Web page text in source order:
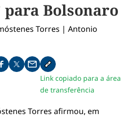
para Bolsonaro
pelo whatsapp
Compartilhar no facebook
Compartilhar no twitter
Compartilhe pelo email
Copiar link da notícia
Link copiado para a área
de transferência
Torres afirmou, em